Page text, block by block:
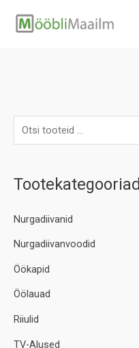
Tootekategooriad
Nurgadiivanid
Nurgadiivanvoodid
Öökapid
Öölauad
Riiulid
TV-Alused